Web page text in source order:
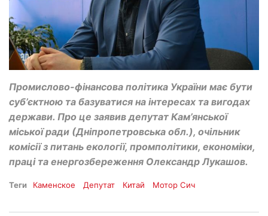
Промислово-фінансова політика України має бути
суб’єктною та базуватися на інтересах та вигодах
держави. Про це заявив депутат Кам’янської
міської ради (Дніпропетровська обл.), очільник
комісії з питань екології, промполітики, економіки,
праці та енергозбереження Олександр Лукашов.
Теги Каменское Депутат Китай Мотор Сич